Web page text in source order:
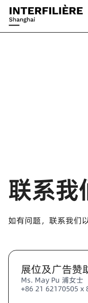
联系我
如有问题，联系我们
展位及广告赞
Ms. May Pu 浦女士
+86 21 62170505 x